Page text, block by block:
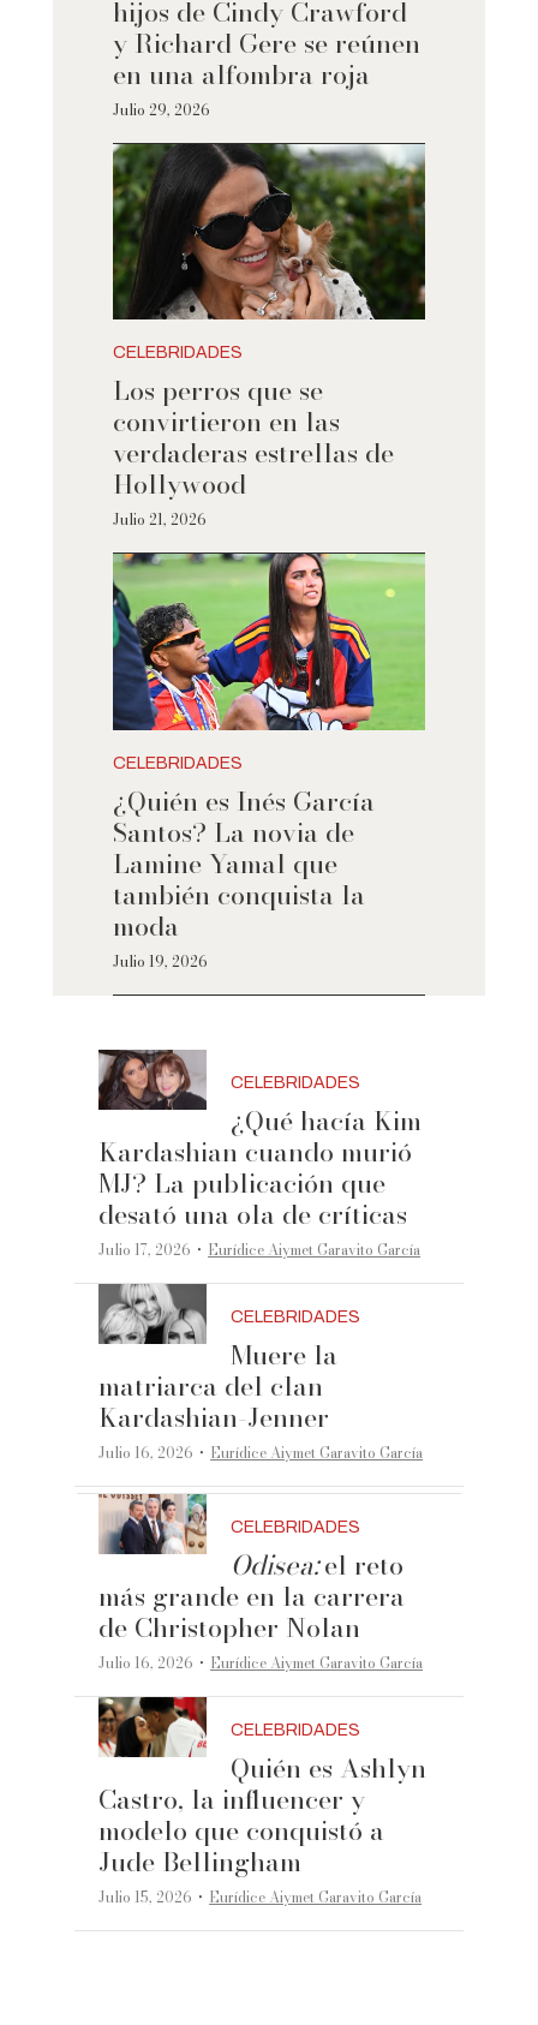
hijos de Cindy Crawford
y Richard Gere se reúnen
en una alfombra roja
Julio 29, 2026
CELEBRIDADES
Los perros que se
convirtieron en las
verdaderas estrellas de
Hollywood
Julio 21, 2026
CELEBRIDADES
¿Quién es Inés García
Santos? La novia de
Lamine Yamal que
también conquista la
moda
Julio 19, 2026
CELEBRIDADES
¿Qué hacía Kim
Kardashian cuando murió
MJ? La publicación que
desató una ola de críticas
Julio 17, 2026 ·Eurídice Aiymet Garavito García
CELEBRIDADES
Muere la
matriarca del clan
Kardashian-Jenner
Julio 16, 2026 ·Eurídice Aiymet Garavito García
CELEBRIDADES
Odisea:el reto
más grande en la carrera
de Christopher Nolan
Julio 16, 2026 ·Eurídice Aiymet Garavito García
CELEBRIDADES
Quién es Ashlyn
Castro, la influencer y
modelo que conquistó a
Jude Bellingham
Julio 15, 2026 ·Eurídice Aiymet Garavito García